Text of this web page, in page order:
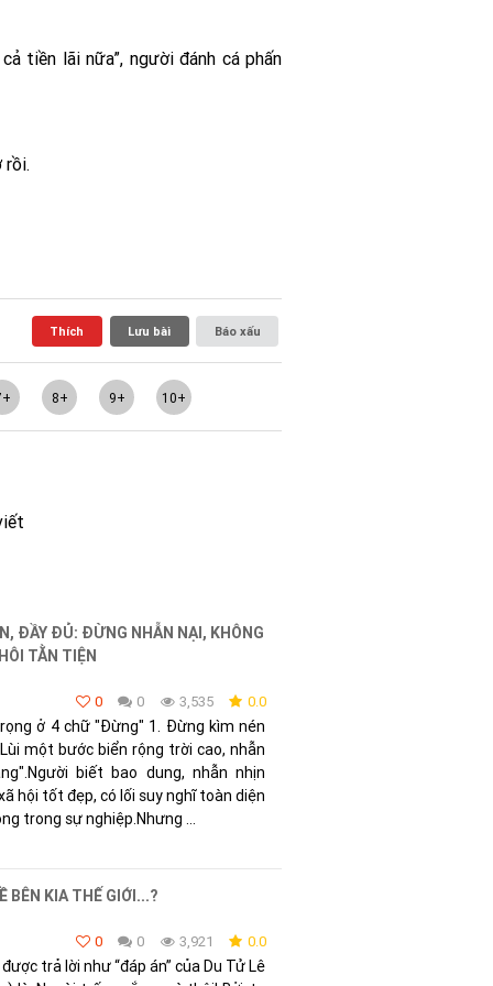
tiền lãi nữa”, người đánh cá phấn
rồi.
Thích Lưu bài Báo xấu
8+ 9+ 10+
ĐẦY ĐỦ: ĐỪNG NHẪN NẠI, KHÔNG
TẰN TIỆN
0 0 3,535 0.0
ở 4 chữ "Đừng" 1. Đừng kìm nén
một bước biển rộng trời cao, nhẫn
biết bao dung, nhẫn nhịn
hội tốt đẹp, có lối suy nghĩ toàn diện
trong sự nghiệp.Nhưng ...
BÊN KIA THẾ GIỚI...?
0 0 3,921 0.0
trả lời như “đáp án” của Du Tử Lê